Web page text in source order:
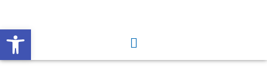
Abrir barra de herramientas